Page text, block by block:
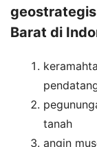
Barat di
tanah
angin